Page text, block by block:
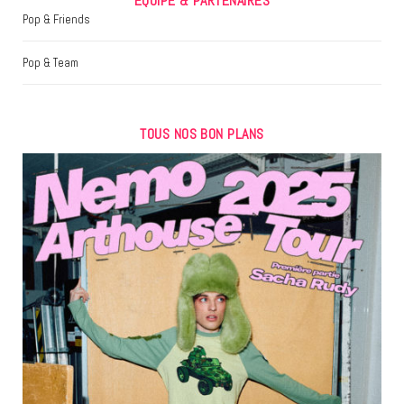
Pop & Friends
Pop & Team
TOUS NOS BON PLANS